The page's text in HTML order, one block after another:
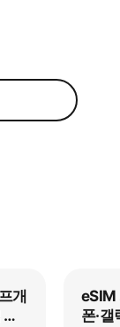
개
eSIM
폰·